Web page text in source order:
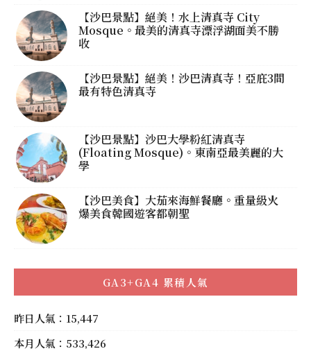
【沙巴景點】絕美！水上清真寺 City
Mosque。最美的清真寺漂浮湖面美不勝
收
【沙巴景點】絕美！沙巴清真寺！亞庇3間
最有特色清真寺
【沙巴景點】沙巴大學粉紅清真寺
(Floating Mosque)。東南亞最美麗的大
學
【沙巴美食】大茄來海鮮餐廳。重量級火
爆美食韓國遊客都朝聖
GA3+GA4 累積人氣
昨日人氣：15,447
本月人氣：533,426